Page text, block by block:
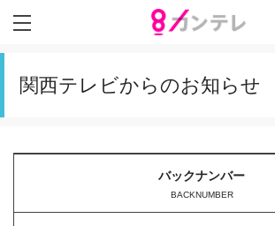
関西テレビからのお知らせ
バックナンバー
BACKNUMBER